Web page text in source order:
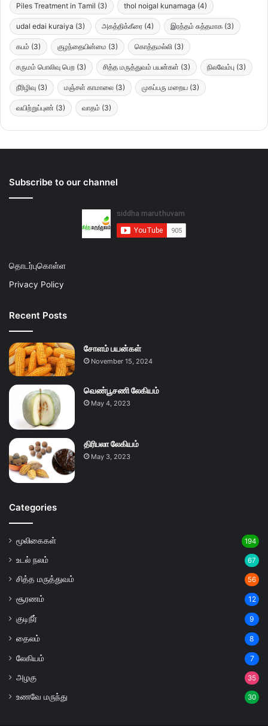
Piles Treatment in Tamil (3) thol noigal kunamaga (4)
udal edai kuraiya (3) அகத்திக்கீரை (4) இரத்தம் சுத்தமாக (3)
கபம் (3) குழந்தையின்மை (3) கொத்தமல்லி (3)
சருமம் பொலிவு பெற (3) சித்த மருத்துவம் பயன்கள் (3) நிலவேம்பு (3)
நீரிழிவு (3) மஞ்சள் காமாலை (3) முகப்பரு மறைய (3)
வயிற்றுப்புண் (3) வாதம் (3)
Subscribe to our channel
தொடர்புகொள்ள
Privacy Policy
Recent Posts
சோளம் பயன்கள்
November 15, 2024
வெண்பூசணி லேகியம்
May 4, 2023
திரிபலா லேகியம்
May 3, 2023
Categories
மூலிகைகள் 194
உடல் நலம் 67
சித்த மருத்துவம் 56
சூரணம் 12
குடிநீர் 9
தைலம் 8
லேகியம் 7
அழகு 35
உணவே மருந்து 30